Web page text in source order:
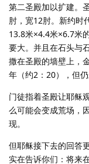
第二圣殿加以扩建。
肘，宽12肘。新约时
13.8米×4.4米×6.7米
要大。并且在石头与
撒在圣殿的墙壁上，
年（约2：20），但仍
门徒指着圣殿让耶稣
么可能会变成荒场，
现。
但耶稣接下去的回答
实在告诉你们：将来